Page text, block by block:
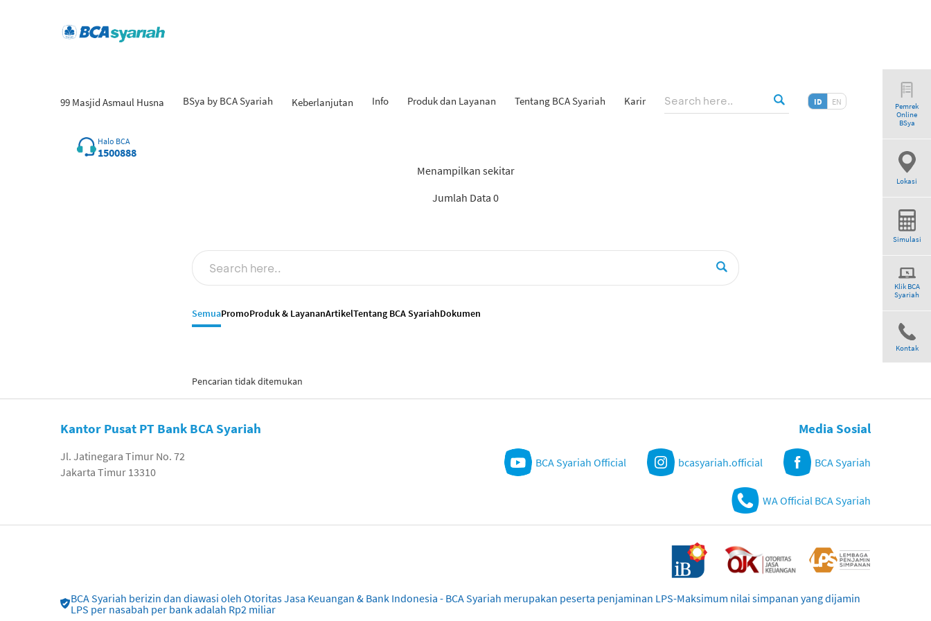
99 Masjid Asmaul Husna BSya by BCA Syariah Keberlanjutan Info Produk dan Layanan Tentang BCA Syariah Karir ID EN
Halo BCA
1500888
Pemrek
Online
BSya
Lokasi
Simulasi
Klik BCA
Syariah
Kontak
Share
Menampilkan sekitar
Jumlah Data 0
SemuaPromoProduk & LayananArtikelTentang BCA SyariahDokumen
Pencarian tidak ditemukan
Kantor Pusat PT Bank BCA Syariah
Jl. Jatinegara Timur No. 72
Jakarta Timur 13310
Media Sosial
BCA Syariah Official bcasyariah.official BCA Syariah
WA Official BCA Syariah
BCA Syariah berizin dan diawasi oleh Otoritas Jasa Keuangan & Bank Indonesia - BCA Syariah merupakan peserta penjaminan LPS-Maksimum nilai simpanan yang dijamin
LPS per nasabah per bank adalah Rp2 miliar